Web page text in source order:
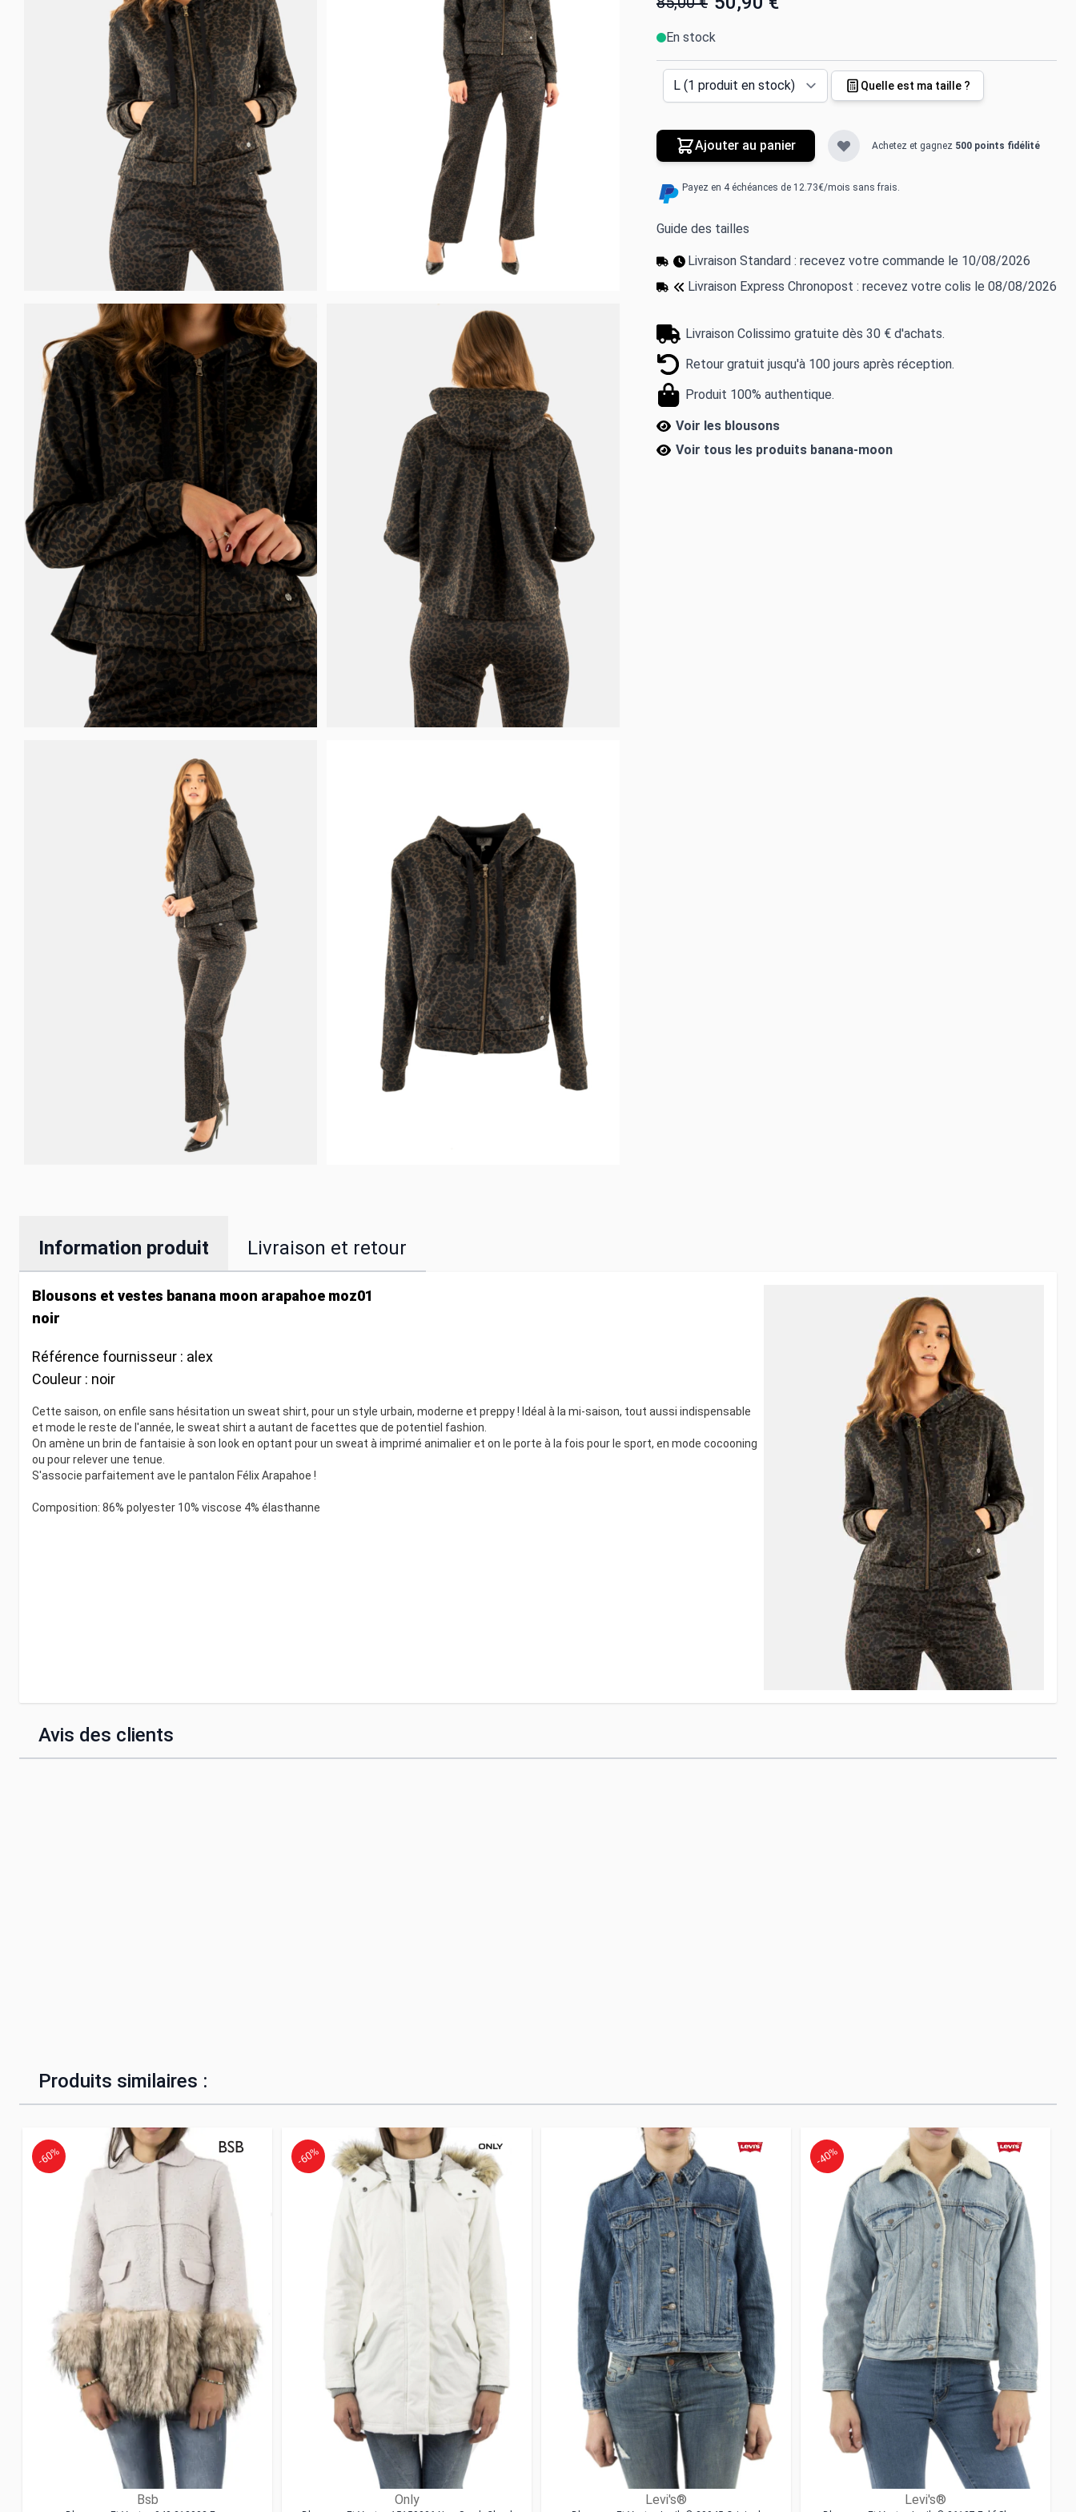
En stock
Quelle est ma taille ?
Ajouter au panier Achetez et gagnez 500 points fidélité
Payez en 4 échéances de 12.73€/mois sans frais.
Guide des tailles
Livraison Standard : recevez votre commande le 10/08/2026
Livraison Express Chronopost : recevez votre colis le 08/08/2026
Livraison Colissimo gratuite dès 30 € d'achats.
Retour gratuit jusqu'à 100 jours après réception.
Produit 100% authentique.
Voir les blousons
Voir tous les produits banana-moon
Information produit Livraison et retour
Blousons et vestes banana moon arapahoe moz01
noir
Référence fournisseur : alex
Couleur : noir
Cette saison, on enfile sans hésitation un sweat shirt, pour un style urbain, moderne et preppy ! Idéal à la mi-saison, tout aussi indispensable
et mode le reste de l'année, le sweat shirt a autant de facettes que de potentiel fashion.
On amène un brin de fantaisie à son look en optant pour un sweat à imprimé animalier et on le porte à la fois pour le sport, en mode cocooning
ou pour relever une tenue.
S'associe parfaitement ave le pantalon Félix Arapahoe !
Composition: 86% polyester 10% viscose 4% élasthanne
Avis des clients
Produits similaires :
Bsb
-60%
Only
-60%
Levi's® Levi's®
-40%